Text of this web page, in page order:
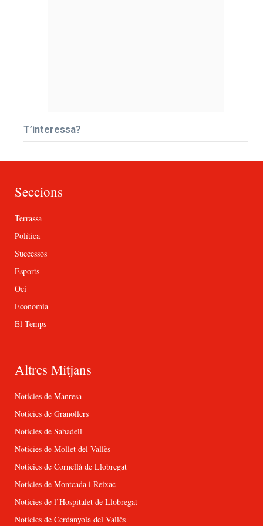
T’interessa?
Seccions
Terrassa
Política
Successos
Esports
Oci
Economia
El Temps
Altres Mitjans
Notícies de Manresa
Notícies de Granollers
Notícies de Sabadell
Notícies de Mollet del Vallès
Notícies de Cornellà de Llobregat
Notícies de Montcada i Reixac
Notícies de l’Hospitalet de Llobregat
Notícies de Cerdanyola del Vallès